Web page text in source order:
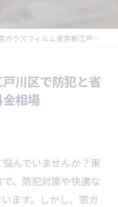
ラスフィルム東京都江戸川区で防犯と省エネを両立する選び方と料金相場
川区で防犯と省
相場
んでいませんか？東
、防犯対策や快適な
ます。しかし、窓ガ